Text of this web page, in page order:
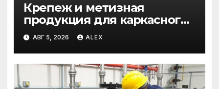
Крепеж и метизная
продукция для каркасного
и загородного
строительства: от
саморезов до анкеров
АВГ 5, 2026 ALEX